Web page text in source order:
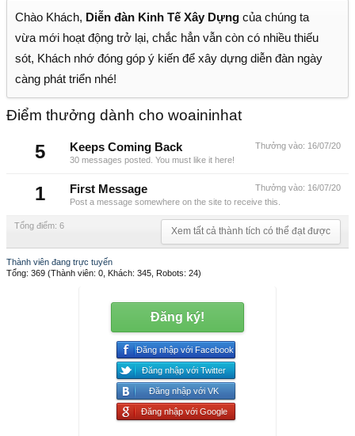
Chào Khách, Diễn đàn Kinh Tế Xây Dựng của chúng ta
vừa mới hoạt động trở lại, chắc hẳn vẫn còn có nhiều thiếu
sót, Khách nhớ đóng góp ý kiến để xây dựng diễn đàn ngày
càng phát triển nhé!
Điểm thưởng dành cho woaininhat
5 Thưởng vào: 16/07/20
Keeps Coming Back
30 messages posted. You must like it here!
1 Thưởng vào: 16/07/20
First Message
Post a message somewhere on the site to receive this.
Tổng điểm: 6 Xem tất cả thành tích có thể đạt được
Thành viên đang trực tuyến
Tổng: 369 (Thành viên: 0, Khách: 345, Robots: 24)
Đăng ký!
Đăng nhập với Facebook
Đăng nhập với Twitter
Đăng nhập với VK
Đăng nhập với Google